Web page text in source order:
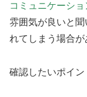
コミュニケーショ
雰囲気が良いと
れてしまう場合が
確認したいポイン